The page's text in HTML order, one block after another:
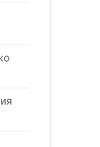
КАРДИОЛОГ